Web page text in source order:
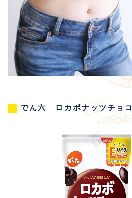
でん六 ロカボナッツチョコ